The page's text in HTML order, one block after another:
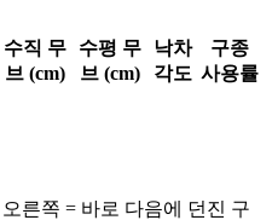
수직 무
브 (cm)
수평 무
브 (cm)
낙차
각도
구종
사용률
른쪽 = 바로 다음에 던진 구